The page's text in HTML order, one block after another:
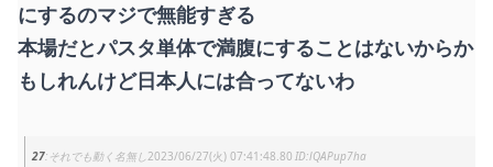
にするのマジで無能すぎる
本場だとパスタ単体で満腹にすることはないからか
もしれんけど日本人には合ってないわ
27 それでも動く名無し2023/06/27(火) 07:41:48.80 lQAPup7ha